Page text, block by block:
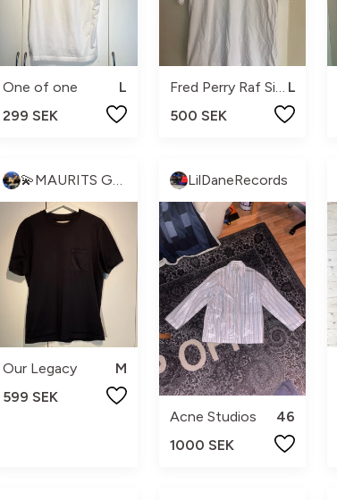
One of one
L
299 SEK
500 SEK
Our Legacy
M
599 SEK
LilDaneRecords
Acne Studios
46
1000 SEK